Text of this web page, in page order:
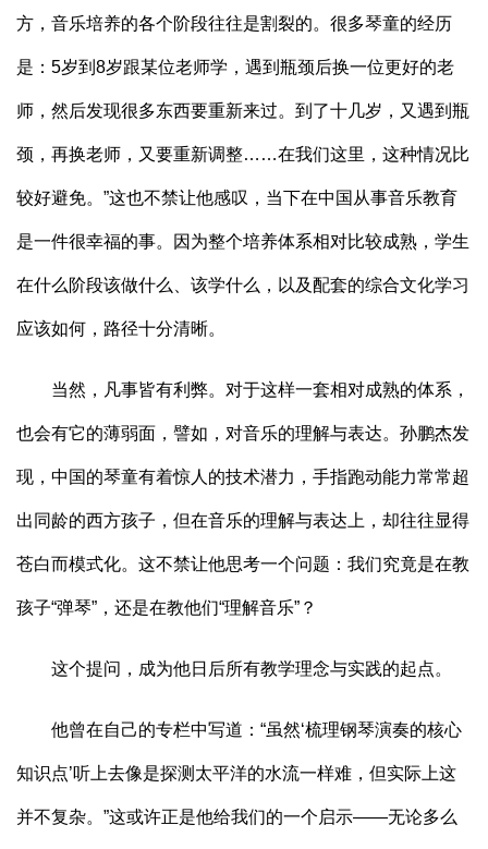
方，音乐培养的各个阶段往往是割裂的。很多琴童的经历
是：5岁到8岁跟某位老师学，遇到瓶颈后换一位更好的老
师，然后发现很多东西要重新来过。到了十几岁，又遇到瓶
颈，再换老师，又要重新调整……在我们这里，这种情况比
较好避免。”这也不禁让他感叹，当下在中国从事音乐教育
是一件很幸福的事。因为整个培养体系相对比较成熟，学生
在什么阶段该做什么、该学什么，以及配套的综合文化学习
应该如何，路径十分清晰。
当然，凡事皆有利弊。对于这样一套相对成熟的体系，
也会有它的薄弱面，譬如，对音乐的理解与表达。孙鹏杰发
现，中国的琴童有着惊人的技术潜力，手指跑动能力常常超
出同龄的西方孩子，但在音乐的理解与表达上，却往往显得
苍白而模式化。这不禁让他思考一个问题：我们究竟是在教
孩子“弹琴”，还是在教他们“理解音乐”？
这个提问，成为他日后所有教学理念与实践的起点。
他曾在自己的专栏中写道：“虽然‘梳理钢琴演奏的核心
知识点’听上去像是探测太平洋的水流一样难，但实际上这
并不复杂。”这或许正是他给我们的一个启示——无论多么